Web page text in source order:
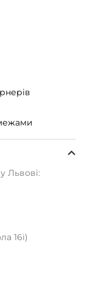
Львові:
16і)